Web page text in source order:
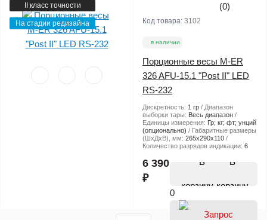
II класс точности
На стадии редизайна
(0)
Код товара: 3102
в наличии
Порционные весы M-ER
326 AFU-15.1 "Post II" LED
RS-232
Дискретность: 1 гр
Диапазон
выборки тары: Весь диапазон
Единицы измерения: Гр; кг; фт; унций
(опционально)
Габаритные размеры
(ШхДхВ), мм: 265х290х110
Количество разрядов индикации: 6
6 390
₽
В
корзину
0